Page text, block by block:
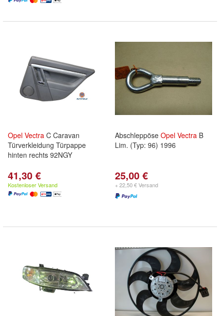
Opel Vectra C Caravan
Türverkleidung Türpappe
hinten rechts 92NGY
41,30 €
Kostenloser Versand
Abschleppöse Opel Vectra B
Lim. (Typ: 96) 1996
25,00 €
+ 22,50 € Versand